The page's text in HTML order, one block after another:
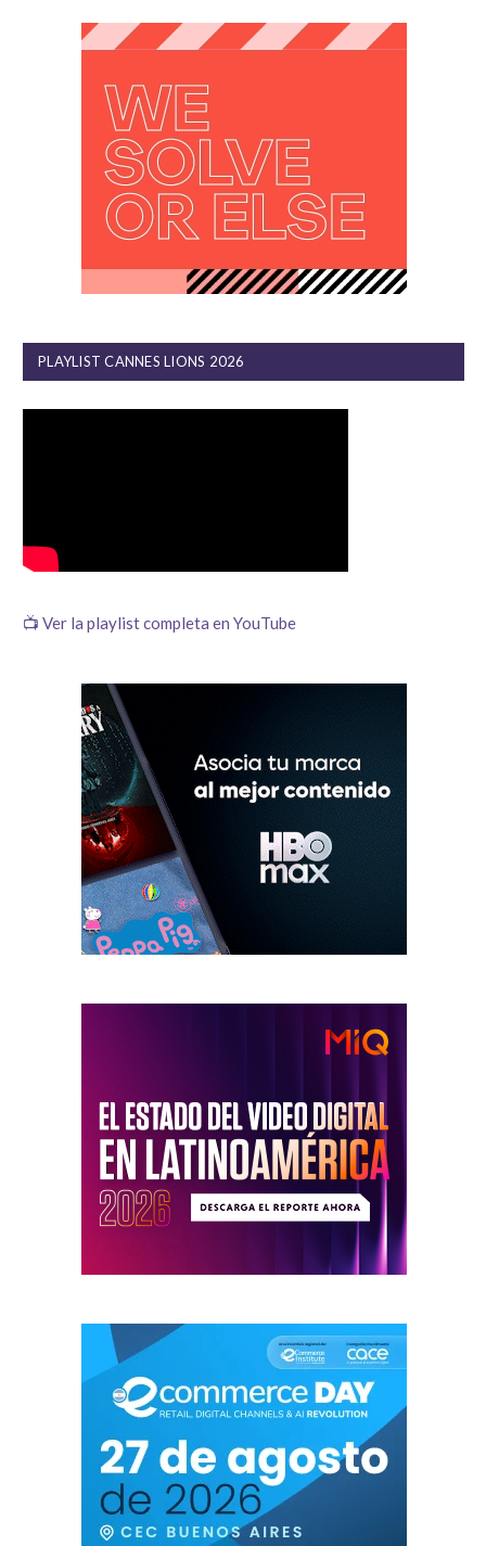
PLAYLIST CANNES LIONS 2026
📺 Ver la playlist completa en YouTube